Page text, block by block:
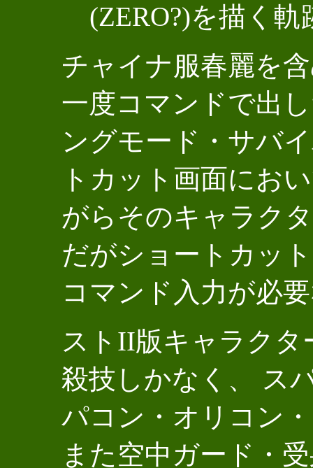
(ZERO?)を描く
チャイナ服春麗を
一度コマンドで出
ングモード・サバ
トカット画面にお
がらそのキャラク
だがショートカッ
コマンド入力が必
ストII版キャラク
殺技しかなく、 ス
パコン・オリコン
また空中ガード・